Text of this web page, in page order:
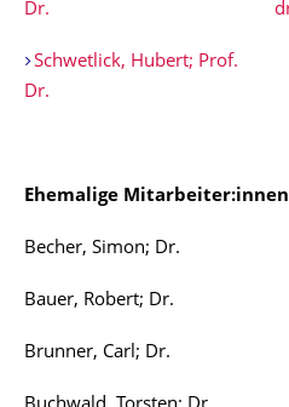
Dr.
Schwetlick, Hubert; Prof.
Dr.
Ehemalige Mitarbeiter:innen
Becher, Simon; Dr.
Bauer, Robert; Dr.
Brunner, Carl; Dr.